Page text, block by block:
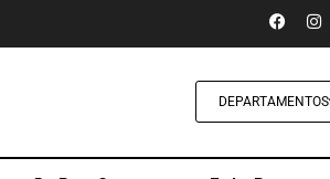
DEPARTAMENTOS